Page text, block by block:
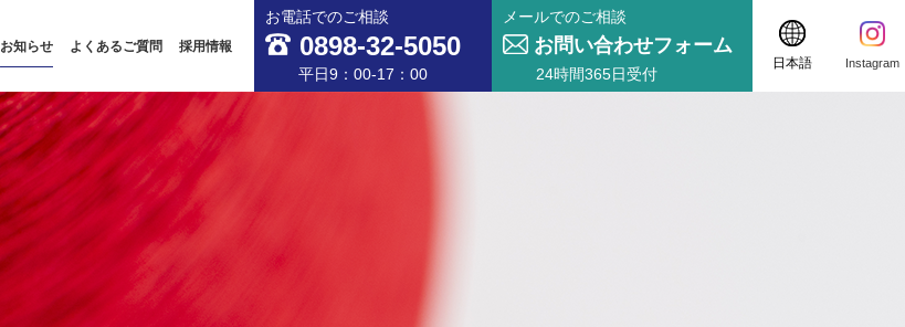
お知らせ よくあるご質問 採用情報
お電話でのご相談
0898-32-5050
平日9：00-17：00
メールでのご相談
お問い合わせフォーム
24時間365日受付
日本語 Instagram